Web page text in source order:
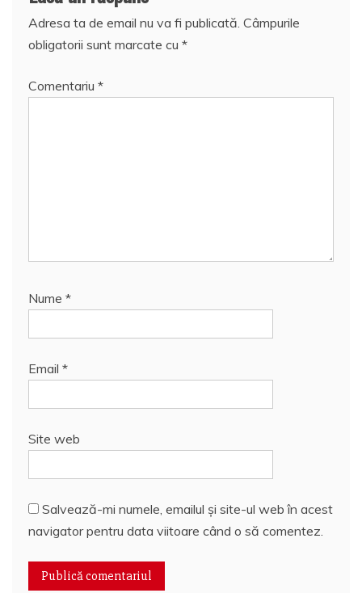
Adresa ta de email nu va fi publicată. Câmpurile
obligatorii sunt marcate cu *
Comentariu *
Nume *
Email *
Site web
Salvează-mi numele, emailul și site-ul web în acest
navigator pentru data viitoare când o să comentez.